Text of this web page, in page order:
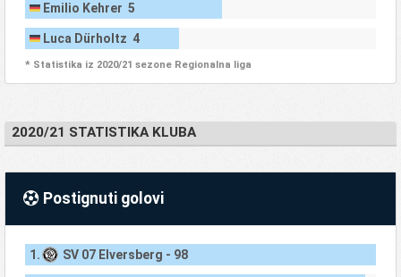
Emilio Kehrer 5
Luca Dürholtz 4
* Statistika iz 2020/21 sezone Regionalna liga
2020/21 STATISTIKA KLUBA
Postignuti golovi
1. SV 07 Elversberg - 98